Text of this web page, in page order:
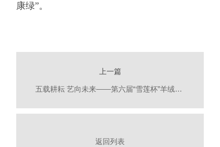
康绿”。
上一篇
五载耕耘 艺向未来——第六届“雪莲杯”羊绒手工编织创意邀请赛全面启动
返回列表